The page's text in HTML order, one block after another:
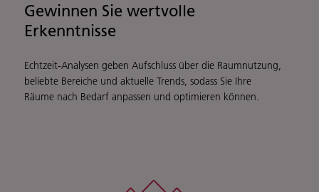
Gewinnen Sie wertvolle
Erkenntnisse
Echtzeit-Analysen geben Aufschluss über die Raumnutzung,
beliebte Bereiche und aktuelle Trends, sodass Sie Ihre
Räume nach Bedarf anpassen und optimieren können.